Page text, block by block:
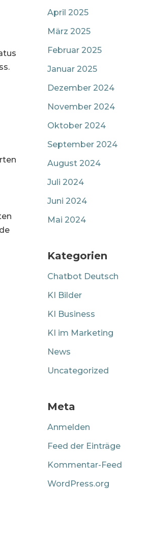
April 2025
März 2025
Februar 2025
Januar 2025
Dezember 2024
November 2024
Oktober 2024
September 2024
August 2024
Juli 2024
Juni 2024
Mai 2024
Kategorien
Chatbot Deutsch
KI Bilder
KI Business
KI im Marketing
News
Uncategorized
Meta
Anmelden
Feed der Einträge
Kommentar-Feed
WordPress.org